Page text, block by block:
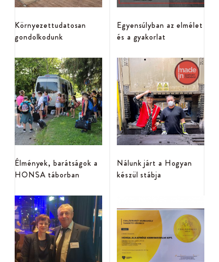
Környezettudatosan
gondolkodunk
Egyensúlyban az elmélet
és a gyakorlat
Élmények, barátságok a
HONSA táborban
Nálunk járt a Hogyan
készül stábja